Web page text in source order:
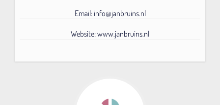
Email: info@janbruins.nl
Website: www.janbruins.nl